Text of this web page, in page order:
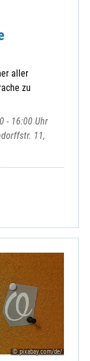
aller
zu
- 16:00 Uhr
11,
© pixabay.com/de/